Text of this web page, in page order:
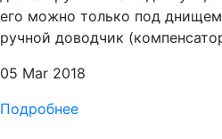
его можно только под днищем
ручной доводчик
05 Mar 2018
Подробнее